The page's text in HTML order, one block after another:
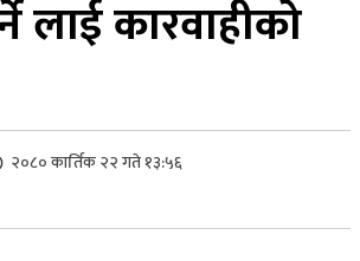
लाई कारवाहीको
२०८० कार्तिक २२ गते १३:५६